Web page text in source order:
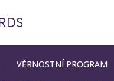
VĚRNOSTNÍ PROGRAM